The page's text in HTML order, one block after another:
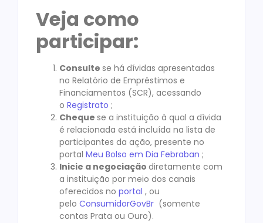
Veja como
participar:
Consulte se há dívidas apresentadas
no Relatório de Empréstimos e
Financiamentos (SCR), acessando
o Registrato ;
Cheque se a instituição à qual a dívida
é relacionada está incluída na lista de
participantes da ação, presente no
portal Meu Bolso em Dia Febraban ;
Inicie a negociação diretamente com
a instituição por meio dos canais
oferecidos no portal , ou
pelo ConsumidorGovBr (somente
contas Prata ou Ouro).